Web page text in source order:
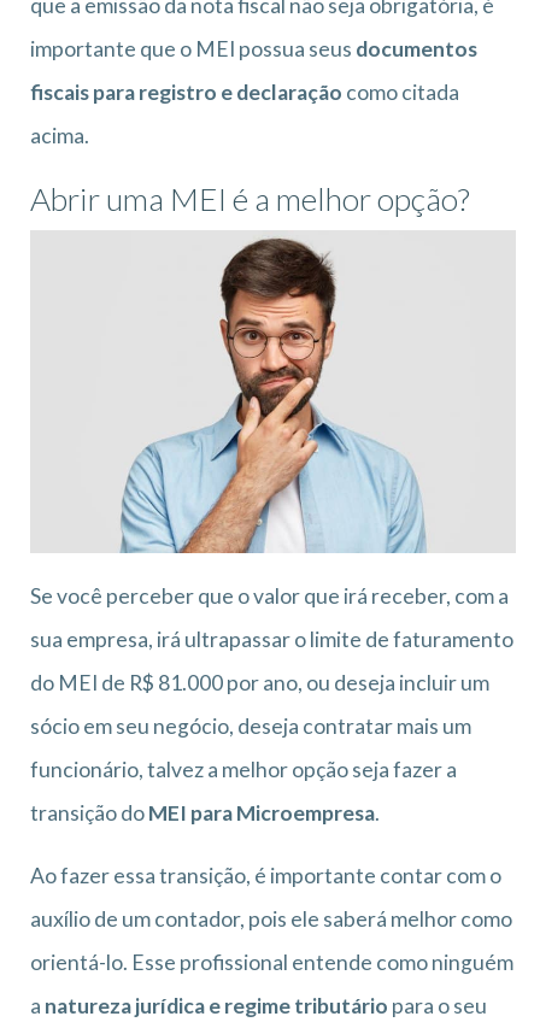
importante que o MEI possua seus documentos
fiscais para registro e declaração como citada
acima.
Abrir uma MEI é a melhor opção?
Se você perceber que o valor que irá receber, com a
sua empresa, irá ultrapassar o limite de faturamento
do MEI de R$ 81.000 por ano, ou deseja incluir um
sócio em seu negócio, deseja contratar mais um
funcionário, talvez a melhor opção seja fazer a
transição doMEI para Microempresa.
Ao fazer essa transição, é importante contar com o
auxílio de um contador, pois ele saberá melhor como
orientá-lo. Esse profissional entende como ninguém
a natureza jurídica e regime tributário para o seu